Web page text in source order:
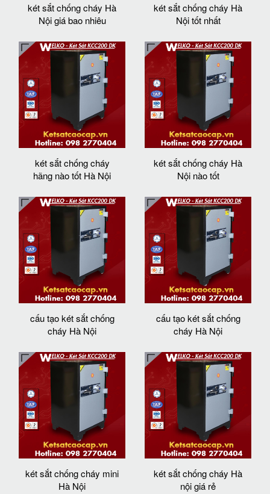
két sắt chống cháy Hà
Nội giá bao nhiêu
két sắt chống cháy Hà
Nội tốt nhất
két sắt chống cháy
hãng nào tốt Hà Nội
két sắt chống cháy Hà
Nội nào tốt
cấu tạo két sắt chống
cháy Hà Nội
cấu tạo két sắt chống
cháy Hà Nội
két sắt chống cháy mini
Hà Nội
két sắt chống cháy Hà
nội giá rẻ